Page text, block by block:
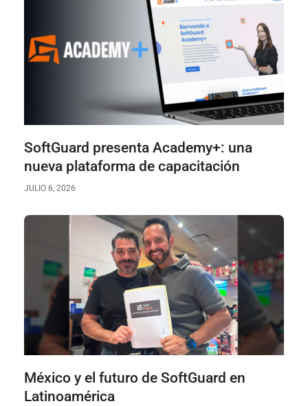
SoftGuard presenta Academy+: una
nueva plataforma de capacitación
JULIO 6, 2026
México y el futuro de SoftGuard en
Latinoamérica